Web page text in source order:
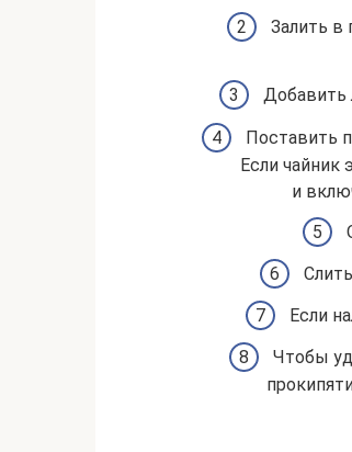
Залить в
Добавить
Поставить
Если чайник
и
Если
Чтобы